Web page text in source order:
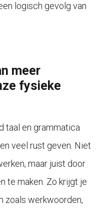
logisch gevolg van
meer
fysieke
taal en grammatica
veel rust geven. Niet
maar juist door
te maken. Zo krijgt je
zoals werkwoorden,